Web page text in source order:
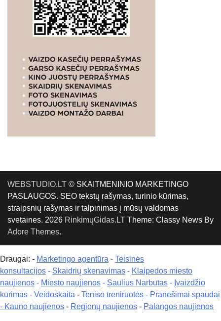
WEBSTUDIO.LT © SKAITMENINIO MARKETINGO
PASLAUGOS. SEO tekstų rašymas, turinio kūrimas,
straipsnių rašymas ir talpinimas į mūsų valdomas
svetaines. 2026 RinkimųGidas.LT Theme: Classy News By
Adore Themes.
Draugai: - Marketingo agentūra - Teisinės
konsultacijos - Skaidrių skenavimas - Klaipedos miesto
naujienos - Miesto naujienos - Saulius Narbutas - Įvaizdžio
kūrimas - Veidoskaita - Teniso treniruotės - Pranešimai spaudai
- Kauno naujienos - Regionų naujienos - Palangos naujienos